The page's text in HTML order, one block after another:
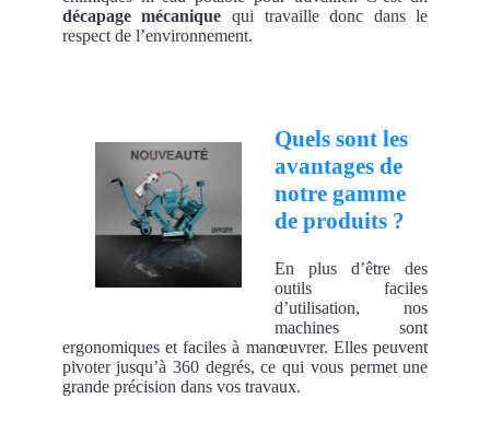
décapage mécanique qui travaille donc dans le
respect de l’environnement.
Quels sont les
avantages de
notre gamme
de produits ?
En plus d’être des
outils faciles
d’utilisation, nos
machines sont
ergonomiques et faciles à manœuvrer. Elles peuvent
pivoter jusqu’à 360 degrés, ce qui vous permet une
grande précision dans vos travaux.